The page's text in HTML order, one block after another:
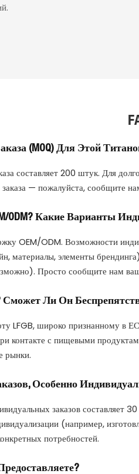
(MOQ) Для Этой
составляет 200 штук. Для
— пожалуйста, сообщите
ODM? Какие Варианты
OEM/ODM. Возможности
материалы, элементы
Просто сообщите нам
Сможет Ли Он
LFGB, широко признанному в
контакте с пищевыми
рынки.
Особенно
заказов составляет
(например,
потребностей.